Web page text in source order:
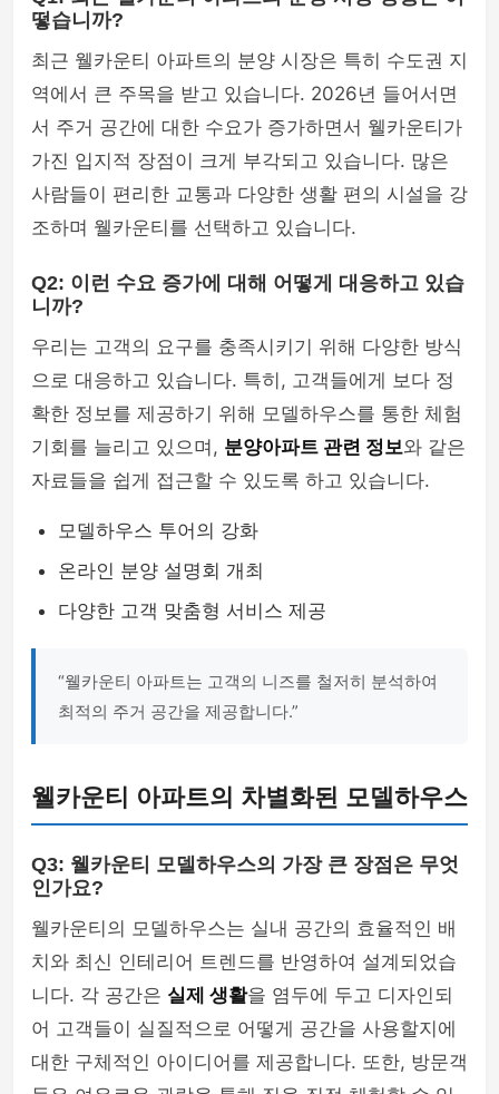
떻습니까?
최근 웰카운티 아파트의 분양 시장은 특히 수도권 지
역에서 큰 주목을 받고 있습니다. 2026년 들어서면
서 주거 공간에 대한 수요가 증가하면서 웰카운티가
가진 입지적 장점이 크게 부각되고 있습니다. 많은
사람들이 편리한 교통과 다양한 생활 편의 시설을 강
조하며 웰카운티를 선택하고 있습니다.
Q2: 이런 수요 증가에 대해 어떻게 대응하고 있습
니까?
우리는 고객의 요구를 충족시키기 위해 다양한 방식
으로 대응하고 있습니다. 특히, 고객들에게 보다 정
확한 정보를 제공하기 위해 모델하우스를 통한 체험
기회를 늘리고 있으며, 분양아파트 관련 정보와 같은
자료들을 쉽게 접근할 수 있도록 하고 있습니다.
모델하우스 투어의 강화
온라인 분양 설명회 개최
다양한 고객 맞춤형 서비스 제공
“웰카운티 아파트는 고객의 니즈를 철저히 분석하여
최적의 주거 공간을 제공합니다.”
웰카운티 아파트의 차별화된 모델하우스
Q3: 웰카운티 모델하우스의 가장 큰 장점은 무엇
인가요?
웰카운티의 모델하우스는 실내 공간의 효율적인 배
치와 최신 인테리어 트렌드를 반영하여 설계되었습
니다. 각 공간은 실제 생활을 염두에 두고 디자인되
어 고객들이 실질적으로 어떻게 공간을 사용할지에
대한 구체적인 아이디어를 제공합니다. 또한, 방문객